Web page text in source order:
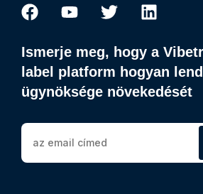
Ismerje meg, hogy a
label platform hogyan
ügynöksége növekedését